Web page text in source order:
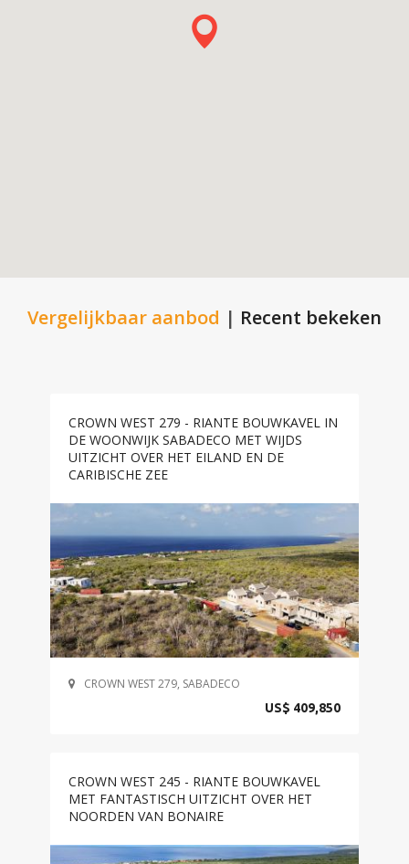
Vergelijkbaar aanbod | Recent bekeken
CROWN WEST 279 - RIANTE BOUWKAVEL IN
DE WOONWIJK SABADECO MET WIJDS
UITZICHT OVER HET EILAND EN DE
CARIBISCHE ZEE
CROWN WEST 279, SABADECO
US$ 409,850
CROWN WEST 245 - RIANTE BOUWKAVEL
MET FANTASTISCH UITZICHT OVER HET
NOORDEN VAN BONAIRE